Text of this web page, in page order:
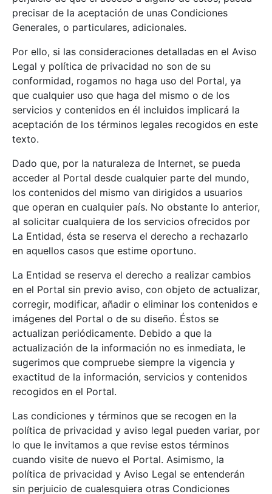
precisar de la aceptación de unas Condiciones
Generales, o particulares, adicionales.
Por ello, si las consideraciones detalladas en el Aviso
Legal y política de privacidad no son de su
conformidad, rogamos no haga uso del Portal, ya
que cualquier uso que haga del mismo o de los
servicios y contenidos en él incluidos implicará la
aceptación de los términos legales recogidos en este
texto.
Dado que, por la naturaleza de Internet, se pueda
acceder al Portal desde cualquier parte del mundo,
los contenidos del mismo van dirigidos a usuarios
que operan en cualquier país. No obstante lo anterior,
al solicitar cualquiera de los servicios ofrecidos por
La Entidad, ésta se reserva el derecho a rechazarlo
en aquellos casos que estime oportuno.
La Entidad se reserva el derecho a realizar cambios
en el Portal sin previo aviso, con objeto de actualizar,
corregir, modificar, añadir o eliminar los contenidos e
imágenes del Portal o de su diseño. Éstos se
actualizan periódicamente. Debido a que la
actualización de la información no es inmediata, le
sugerimos que compruebe siempre la vigencia y
exactitud de la información, servicios y contenidos
recogidos en el Portal.
Las condiciones y términos que se recogen en la
política de privacidad y aviso legal pueden variar, por
lo que le invitamos a que revise estos términos
cuando visite de nuevo el Portal. Asimismo, la
política de privacidad y Aviso Legal se entenderán
sin perjuicio de cualesquiera otras Condiciones